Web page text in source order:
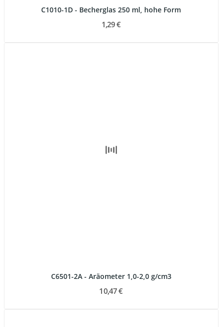
C1010-1D - Becherglas 250 ml, hohe Form
1,29 €
C6501-2A - Aräometer 1,0-2,0 g/cm3
10,47 €